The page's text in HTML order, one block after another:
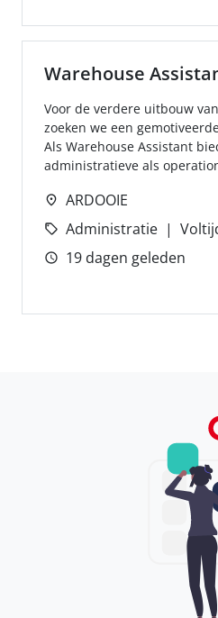
Warehouse
Voor de verdere uitbouw
zoeken we een
Als Warehouse Assistant
administratieve als
ARDOOIE
Administratie
19 dagen geleden